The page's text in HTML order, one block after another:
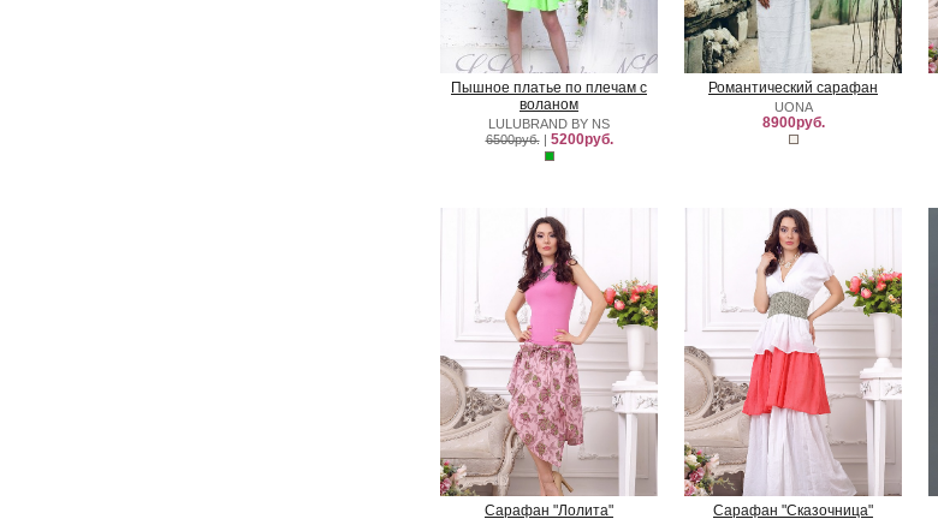
Пышное платье по плечам с
воланом
LULUBRAND BY NS
6500руб.| 5200руб.
Романтический сарафан
UONA
8900руб.
Сарафан "Лолита" Сарафан "Сказочница"